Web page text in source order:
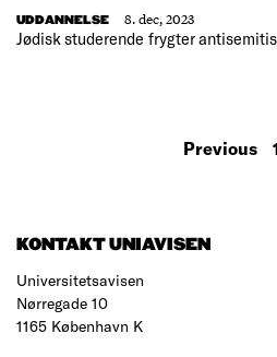
UDDANNELSE
8. dec, 2023
Jødisk studerende frygter
Previous
KONTAKT UNIAVISEN
Universitetsavisen
Nørregade 10
1165 København K